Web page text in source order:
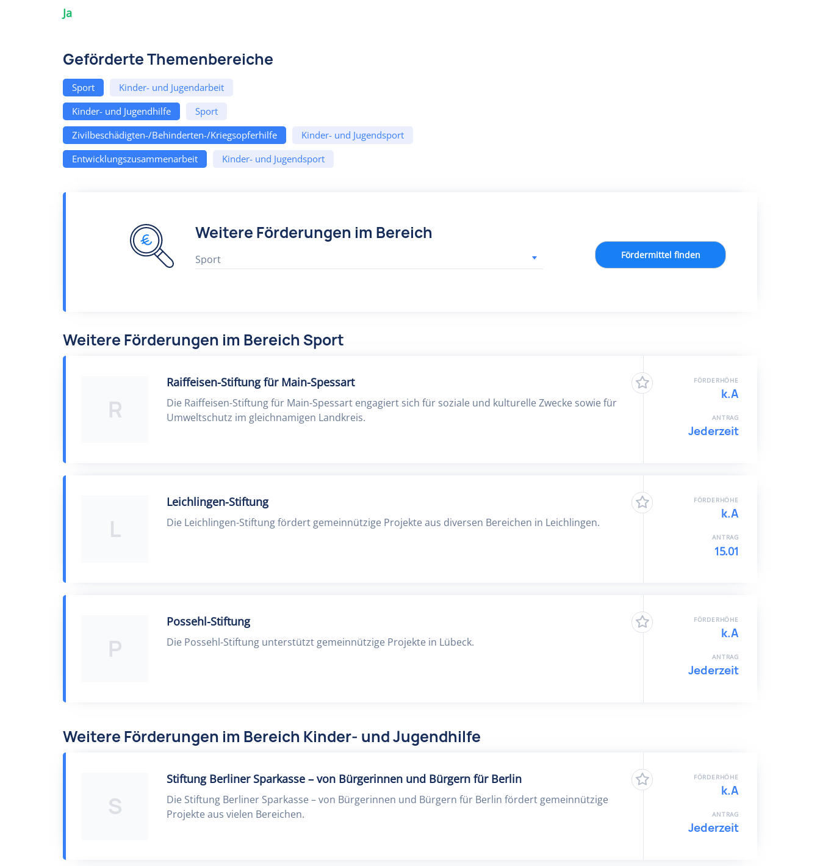
Ja
Geförderte Themenbereiche
Sport
Kinder- und Jugendarbeit
Kinder- und Jugendhilfe
Sport
Zivilbeschädigten-/Behinderten-/Kriegsopferhilfe
Kinder- und Jugendsport
Entwicklungszusammenarbeit
Kinder- und Jugendsport
Weitere Förderungen im Bereich
Sport Fördermittel finden
Weitere Förderungen im Bereich Sport
R
Raiffeisen-Stiftung für Main-Spessart
Die Raiffeisen-Stiftung für Main-Spessart engagiert sich für soziale und kulturelle Zwecke sowie für
Umweltschutz im gleichnamigen Landkreis.
FÖRDERHÖHE
k.A
ANTRAG
Jederzeit
L
Leichlingen-Stiftung
Die Leichlingen-Stiftung fördert gemeinnützige Projekte aus diversen Bereichen in Leichlingen.
FÖRDERHÖHE
k.A
ANTRAG
15.01
P
Possehl-Stiftung
Die Possehl-Stiftung unterstützt gemeinnützige Projekte in Lübeck.
FÖRDERHÖHE
k.A
ANTRAG
Jederzeit
Weitere Förderungen im Bereich Kinder- und Jugendhilfe
S
Stiftung Berliner Sparkasse – von Bürgerinnen und Bürgern für Berlin
Die Stiftung Berliner Sparkasse – von Bürgerinnen und Bürgern für Berlin fördert gemeinnützige
Projekte aus vielen Bereichen.
FÖRDERHÖHE
k.A
ANTRAG
Jederzeit